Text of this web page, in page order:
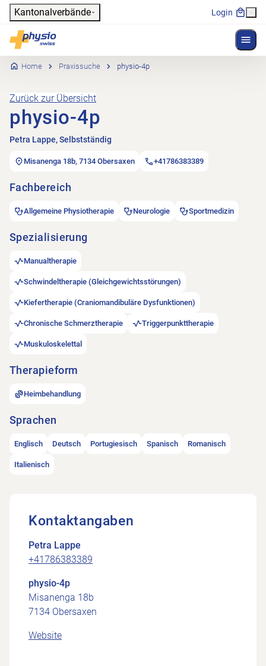
Header
Kantonalverbände Login
Physioswiss
Hauptnavigation
Home Praxissuche physio-4p
Zurück zur Übersicht
physio-4p
Petra Lappe, Selbstständig
Misanenga 18b, 7134 Obersaxen +41786383389
Fachbereich
Allgemeine Physiotherapie Neurologie Sportmedizin
Spezialisierung
Manualtherapie
Schwindeltherapie (Gleichgewichtsstörungen)
Kiefertherapie (Craniomandibuläre Dysfunktionen)
Chronische Schmerztherapie Triggerpunkttherapie
Muskuloskelettal
Therapieform
Heimbehandlung
Sprachen
Englisch Deutsch Portugiesisch Spanisch Romanisch
Italienisch
Kontaktangaben
Petra Lappe
+41786383389
physio-4p
Misanenga 18b
7134 Obersaxen
Website